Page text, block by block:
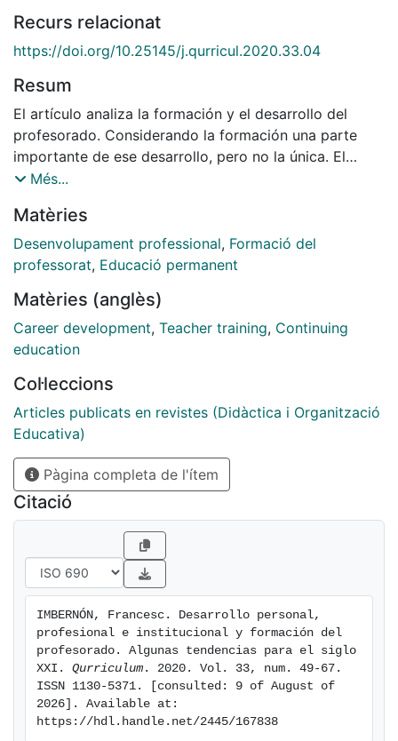
Recurs relacionat
https://doi.org/10.25145/j.qurricul.2020.33.04
Resum
El artículo analiza la formación y el desarrollo del
profesorado. Considerando la formación una parte
importante de ese desarrollo, pero no la única. El
desarrollo docente se ocasiona por diversos
lo largo de su vida. Pero no únicamente un desarrollo
profesional sino la importancia de desarrollar el
componente personal e institucional. Ese desarrollo se
a la práctica y la formación y el desarrollo a lo largo
de la vida. Y el artículo propone diversas alternativas
actuales que permiten un mejor desarrollo personal,
profesorado es un conjunto de factores que
posibilitan, o que impedirán o favorecerán, que el
profesorado progrese en el ejercicio de su trabajo, en
su bienestar docente y mejore el aprendizaje del
alumnado.
Més...
Matèries
Desenvolupament professional, Formació del
professorat, Educació permanent
Matèries (anglès)
Career development, Teacher training, Continuing
education
Col·leccions
Articles publicats en revistes (Didàctica i Organització
Educativa)
Pàgina completa de l'ítem
Citació
IMBERNÓN, Francesc. Desarrollo personal,
profesional e institucional y formación del
profesorado. Algunas tendencias para el siglo
XXI. Qurriculum . 2020. Vol. 33, num. 49-67.
ISSN 1130-5371. [consulted: 9 of August of
2026]. Available at:
https://hdl.handle.net/2445/167838